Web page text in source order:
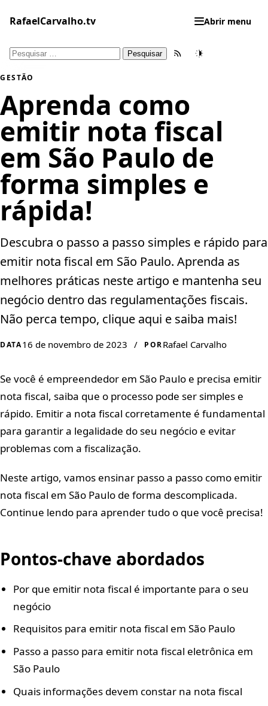
para
conteúdo
RafaelCarvalho.tv Abrir menu
Pesquisar
Feed RSSTema
GESTÃO
Aprenda como
emitir nota fiscal
em São Paulo de
forma simples e
rápida!
Descubra o passo a passo simples e rápido para
emitir nota fiscal em São Paulo. Aprenda as
melhores práticas neste artigo e mantenha seu
negócio dentro das regulamentações fiscais.
Não perca tempo, clique aqui e saiba mais!
DATA16 de novembro de 2023 / PORRafael Carvalho
Se você é empreendedor em São Paulo e precisa emitir
nota fiscal, saiba que o processo pode ser simples e
rápido. Emitir a nota fiscal corretamente é fundamental
para garantir a legalidade do seu negócio e evitar
problemas com a fiscalização.
Neste artigo, vamos ensinar passo a passo como emitir
nota fiscal em São Paulo de forma descomplicada.
Continue lendo para aprender tudo o que você precisa!
Pontos-chave abordados
Por que emitir nota fiscal é importante para o seu
negócio
Requisitos para emitir nota fiscal em São Paulo
Passo a passo para emitir nota fiscal eletrônica em
São Paulo
Quais informações devem constar na nota fiscal